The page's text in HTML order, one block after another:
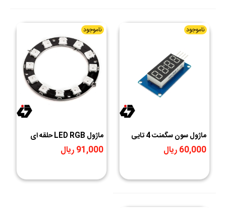
ناموجود
ماژول سون سگمنت 4 تایی
60,000 ریال
ناموجود
ماژول LED RGB حلقه ای
12تایی WS2812
91,000 ریال